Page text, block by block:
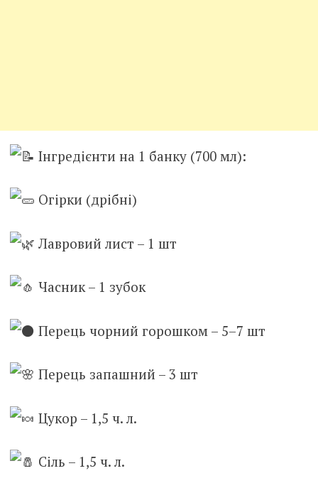
Інгредієнти на 1 банку (700 мл):
Огірки (дрібні)
Лавровий лист – 1 шт
Часник – 1 зубок
Перець чорний горошком – 5–7 шт
Перець запашний – 3 шт
Цукор – 1,5 ч. л.
Сіль – 1,5 ч. л.